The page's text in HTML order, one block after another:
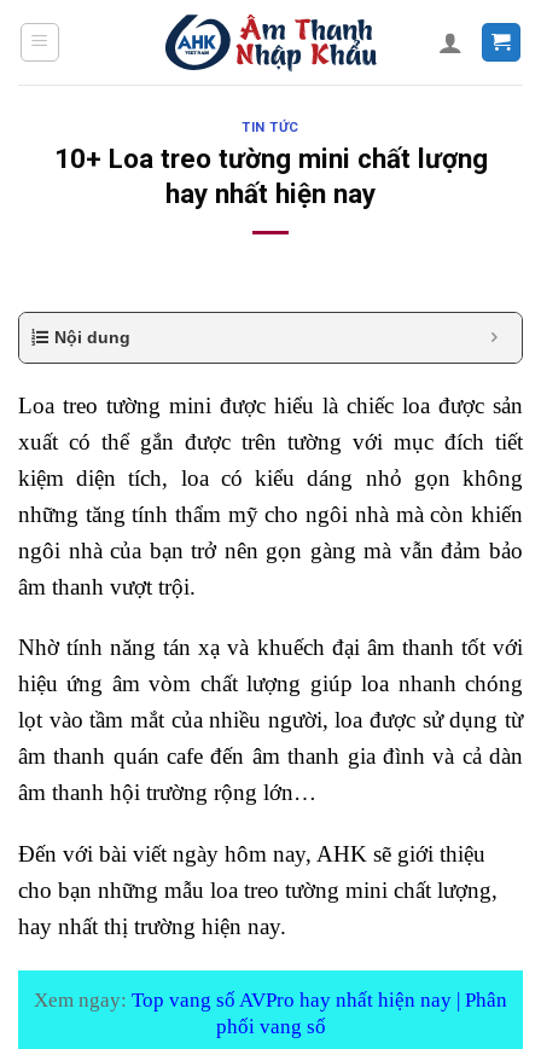
TIN TỨC
10+ Loa treo tường mini chất lượng
hay nhất hiện nay
Nội dung
Loa treo tường mini được hiểu là chiếc loa được sản
xuất có thể gắn được trên tường với mục đích tiết
kiệm diện tích, loa có kiểu dáng nhỏ gọn không
những tăng tính thẩm mỹ cho ngôi nhà mà còn khiến
ngôi nhà của bạn trở nên gọn gàng mà vẫn đảm bảo
âm thanh vượt trội.
Nhờ tính năng tán xạ và khuếch đại âm thanh tốt với
hiệu ứng âm vòm chất lượng giúp loa nhanh chóng
lọt vào tầm mắt của nhiều người, loa được sử dụng từ
âm thanh quán cafe đến âm thanh gia đình và cả dàn
âm thanh hội trường rộng lớn…
Đến với bài viết ngày hôm nay, AHK sẽ giới thiệu
cho bạn những mẫu loa treo tường mini chất lượng,
hay nhất thị trường hiện nay.
Xem ngay: Top vang số AVPro hay nhất hiện nay | Phân
phối vang số